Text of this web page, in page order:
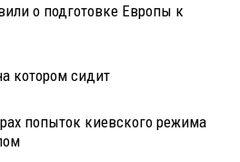
о подготовке Европы к
котором сидит
попыток киевского режима